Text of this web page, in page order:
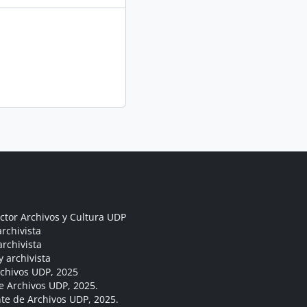
Archivos y Cultura UDP
archivista
UDP, 2025
UDP, 2025.
de Archivos UDP, 2025.